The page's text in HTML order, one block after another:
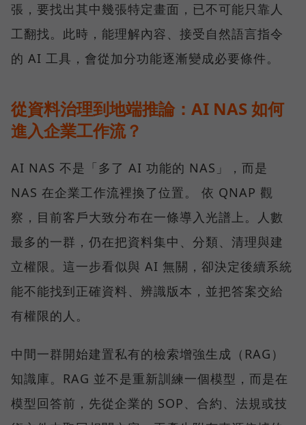
張，要找出其中幾張特定畫面，已不可能只靠人
工翻找。此時，能理解內容、接受自然語言指令
的 AI 工具，會從加分功能逐漸變成必要條件。
從資料治理到地端推論：AI NAS 如何
進入企業工作流？
AI NAS 不是「多了 AI 功能的 NAS」，而是
NAS 在企業工作流裡換了位置。 依 QNAP 觀
察，目前客戶大致分布在一條導入光譜上。人數
最多的一群，仍在把資料集中、分類、清理與建
立權限。這一步看似與 AI 無關，卻決定後續系統
能不能找到正確資料、辨識版本，並把答案交給
有權限的人。
中間一群開始建置私有的檢索增強生成（RAG）
知識庫。RAG 並不是重新訓練一個模型，而是在
模型回答前，先從企業的 SOP、合約、法規或技